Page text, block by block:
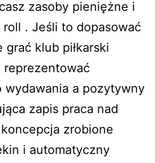
zasoby pieniężne i
. Jeśli to dopasować
klub piłkarski
reprezentować
wydawania a pozytywny
zapis praca nad
zrobione
i automatyczny